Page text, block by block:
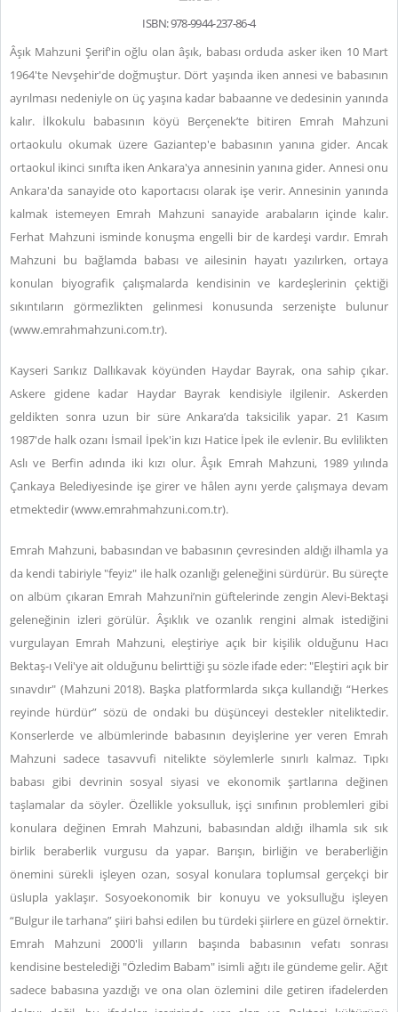
ISBN: 978-9944-237-86-4
Âşık Mahzuni Şerif'in oğlu olan âşık, babası orduda asker iken 10 Mart
1964'te Nevşehir'de doğmuştur. Dört yaşında iken annesi ve babasının
ayrılması nedeniyle on üç yaşına kadar babaanne ve dedesinin yanında
kalır. İlkokulu babasının köyü Berçenek’te bitiren Emrah Mahzuni
ortaokulu okumak üzere Gaziantep'e babasının yanına gider. Ancak
ortaokul ikinci sınıfta iken Ankara'ya annesinin yanına gider. Annesi onu
Ankara'da sanayide oto kaportacısı olarak işe verir. Annesinin yanında
kalmak istemeyen Emrah Mahzuni sanayide arabaların içinde kalır.
Ferhat Mahzuni isminde konuşma engelli bir de kardeşi vardır. Emrah
Mahzuni bu bağlamda babası ve ailesinin hayatı yazılırken, ortaya
konulan biyografik çalışmalarda kendisinin ve kardeşlerinin çektiği
sıkıntıların görmezlikten gelinmesi konusunda serzenişte bulunur
(www.emrahmahzuni.com.tr).
Kayseri Sarıkız Dallıkavak köyünden Haydar Bayrak, ona sahip çıkar.
Askere gidene kadar Haydar Bayrak kendisiyle ilgilenir. Askerden
geldikten sonra uzun bir süre Ankara’da taksicilik yapar. 21 Kasım
1987'de halk ozanı İsmail İpek'in kızı Hatice İpek ile evlenir. Bu evlilikten
Aslı ve Berfin adında iki kızı olur. Âşık Emrah Mahzuni, 1989 yılında
Çankaya Belediyesinde işe girer ve hâlen aynı yerde çalışmaya devam
etmektedir(www.emrahmahzuni.com.tr).
Emrah Mahzuni, babasından ve babasının çevresinden aldığı ilhamla ya
da kendi tabiriyle "feyiz" ile halk ozanlığı geleneğini sürdürür. Bu süreçte
on albüm çıkaran Emrah Mahzuni’nin güftelerinde zengin Alevi-Bektaşi
geleneğinin izleri görülür. Âşıklık ve ozanlık rengini almak istediğini
vurgulayan Emrah Mahzuni, eleştiriye açık bir kişilik olduğunu Hacı
Bektaş-ı Veli'ye ait olduğunu belirttiği şu sözle ifade eder: "Eleştiri açık bir
sınavdır" (Mahzuni 2018). Başka platformlarda sıkça kullandığı “Herkes
reyinde hürdür” sözü de ondaki bu düşünceyi destekler niteliktedir.
Konserlerde ve albümlerinde babasının deyişlerine yer veren Emrah
Mahzuni sadece tasavvufi nitelikte söylemlerle sınırlı kalmaz. Tıpkı
babası gibi devrinin sosyal siyasi ve ekonomik şartlarına değinen
taşlamalar da söyler. Özellikle yoksulluk, işçi sınıfının problemleri gibi
konulara değinen Emrah Mahzuni, babasından aldığı ilhamla sık sık
birlik beraberlik vurgusu da yapar. Barışın, birliğin ve beraberliğin
önemini sürekli işleyen ozan, sosyal konulara toplumsal gerçekçi bir
üslupla yaklaşır. Sosyoekonomik bir konuyu ve yoksulluğu işleyen
“Bulgur ile tarhana” şiiri bahsi edilen bu türdeki şiirlere en güzel örnektir.
Emrah Mahzuni 2000'li yılların başında babasının vefatı sonrası
kendisine bestelediği "Özledim Babam" isimli ağıtı ile gündeme gelir. Ağıt
sadece babasına yazdığı ve ona olan özlemini dile getiren ifadelerden